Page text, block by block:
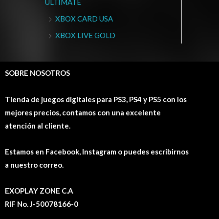
ULTIMATE
XBOX CARD USA
XBOX LIVE GOLD
SOBRE NOSOTROS
Tienda de juegos digitales para PS3, PS4 y PS5 con los
mejores precios, contamos con una excelente
atención al cliente.
Estamos en Facebook, Instagram o puedes escribirnos
a nuestro correo.
EXOPLAY ZONE C.A
RIF No. J-50078166-0